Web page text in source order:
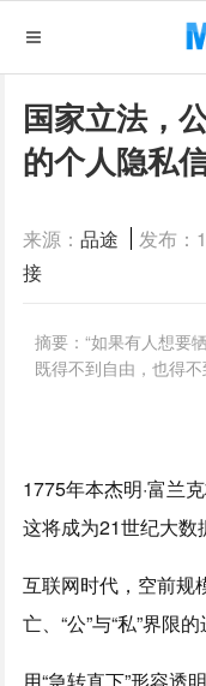
国家立法，
的个人隐私
来源：品途 发布：
接
摘要：“如果有人想要
既得不到自由，也得不
1775年本杰明·富兰
这将成为21世纪大数
互联网时代，空前规
亡、“公”与“私”界限的